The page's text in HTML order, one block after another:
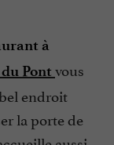
à
Pont vous
endroit
la porte de